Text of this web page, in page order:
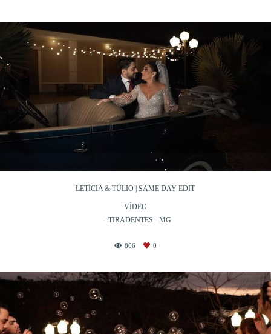
LETÍCIA & TÚLIO | SAME DAY EDIT
VÍDEO
TIRADENTES - MG
866 0